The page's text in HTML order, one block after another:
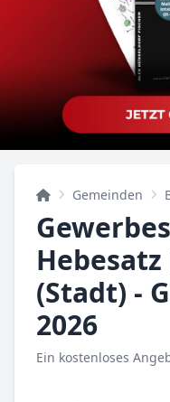
Gemeinden
(Stadt) -
2026
Ein kostenloses